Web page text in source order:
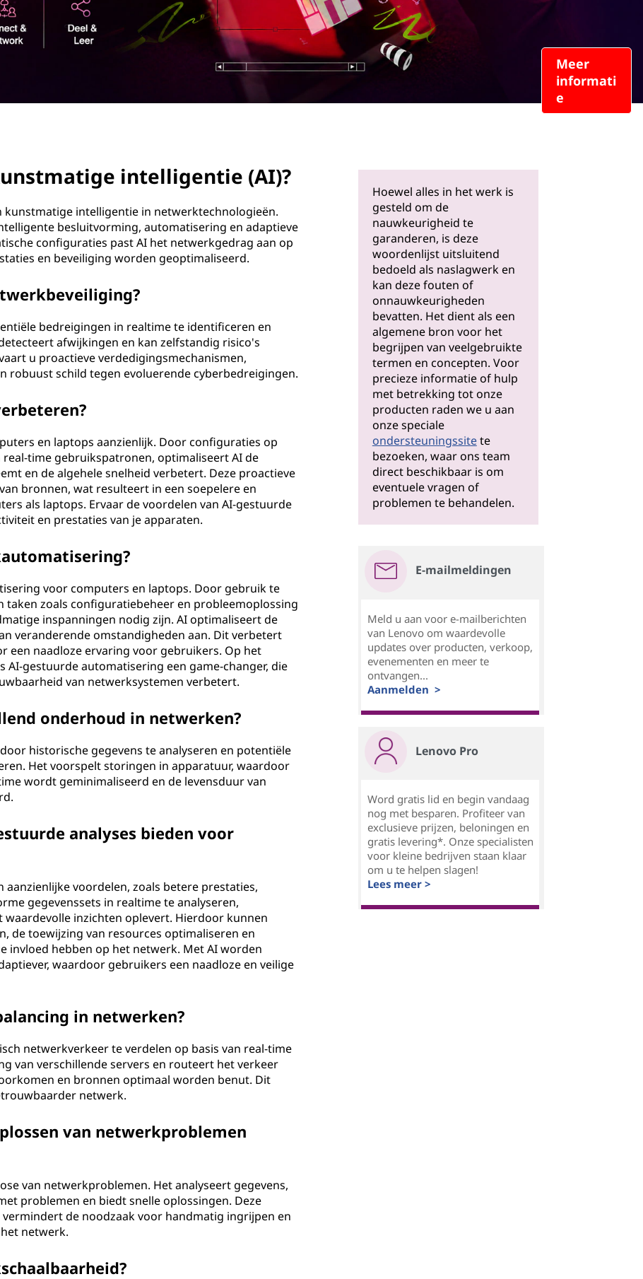
Meer
informati
e
intelligentie (AI)?
intelligentie in netwerktechnologieën.
besluitvorming, automatisering en adaptieve
configuraties past AI het netwerkgedrag aan op
en beveiliging worden geoptimaliseerd.
bedreigingen in realtime te identificeren en
afwijkingen en kan zelfstandig risico's
u proactieve verdedigingsmechanismen,
robuust schild tegen evoluerende cyberbedreigingen.
en laptops aanzienlijk. Door configuraties op
time gebruikspatronen, optimaliseert AI de
en de algehele snelheid verbetert. Deze proactieve
bronnen, wat resulteert in een soepelere en
als laptops. Ervaar de voordelen van AI-gestuurde
en prestaties van je apparaten.
voor computers en laptops. Door gebruik te
zoals configuratiebeheer en probleemoplossing
inspanningen nodig zijn. AI optimaliseert de
veranderende omstandigheden aan. Dit verbetert
een naadloze ervaring voor gebruikers. Op het
gestuurde automatisering een game-changer, die
van netwerksystemen verbetert.
onderhoud in netwerken?
historische gegevens te analyseren en potentiële
Het voorspelt storingen in apparatuur, waardoor
wordt geminimaliseerd en de levensduur van
analyses bieden voor
voordelen, zoals betere prestaties,
gegevenssets in realtime te analyseren,
inzichten oplevert. Hierdoor kunnen
de toewijzing van resources optimaliseren en
invloed hebben op het netwerk. Met AI worden
waardoor gebruikers een naadloze en veilige
in netwerken?
netwerkverkeer te verdelen op basis van real-time
van verschillende servers en routeert het verkeer
en bronnen optimaal worden benut. Dit
netwerk.
van netwerkproblemen
van netwerkproblemen. Het analyseert gegevens,
problemen en biedt snelle oplossingen. Deze
de noodzaak voor handmatig ingrijpen en
netwerk.
Hoewel alles in het werk is
gesteld om de
nauwkeurigheid te
garanderen, is deze
woordenlijst uitsluitend
bedoeld als naslagwerk en
kan deze fouten of
onnauwkeurigheden
bevatten. Het dient als een
algemene bron voor het
begrijpen van veelgebruikte
termen en concepten. Voor
precieze informatie of hulp
met betrekking tot onze
producten raden we u aan
onze speciale
ondersteuningssitete
bezoeken, waar ons team
direct beschikbaar is om
eventuele vragen of
problemen te behandelen.
E-mailmeldingen
Meld u aan voor e-mailberichten
van Lenovo om waardevolle
updates over producten, verkoop,
evenementen en meer te
ontvangen...
Aanmelden >
Lenovo Pro
Word gratis lid en begin vandaag
nog met besparen. Profiteer van
exclusieve prijzen, beloningen en
gratis levering*. Onze specialisten
voor kleine bedrijven staan klaar
om u te helpen slagen!
Lees meer >